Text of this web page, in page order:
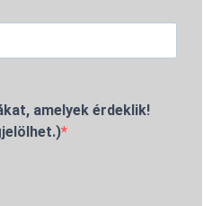
amelyek érdeklik!